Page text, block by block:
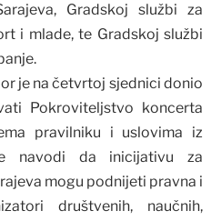
Gradskoj službi za
i mlade, te Gradskoj službi
je na četvrtoj sjednici donio
Pokroviteljstvo koncerta
pravilniku i uslovima iz
navodi da inicijativu za
mogu podnijeti pravna i
društvenih, naučnih,